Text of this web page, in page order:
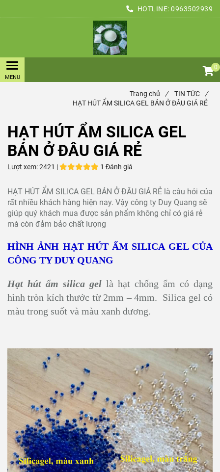
HOTLINE: 0963502939
0
Trang chủ / TIN TỨC
/
HẠT HÚT ẨM SILICA GEL BÁN Ở ĐÂU GIÁ RẺ
HẠT HÚT ẨM SILICA GEL
BÁN Ở ĐÂU GIÁ RẺ
Lượt xem:2421 | 1 Đánh giá
HẠT HÚT ẨM SILICA GEL BÁN Ở ĐÂU GIÁ RẺ là câu hỏi của
rất nhiều khách hàng hiện nay. Vậy công ty Duy Quang sẽ
giúp quý khách mua được sản phẩm không chỉ có giá rẻ
mà còn đảm bảo chất lượng
HÌNH ẢNH HẠT HÚT ẨM SILICA GEL CỦA
CÔNG TY DUY QUANG
Hạt hút ẩm silica gel là hạt chống ẩm có dạng
hình tròn kích thước từ 2mm – 4mm. Silica gel có
màu trong suốt và màu xanh dương.